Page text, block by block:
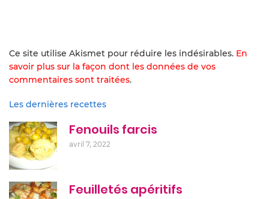
Ce site utilise Akismet pour réduire les indésirables. En
savoir plus sur la façon dont les données de vos
commentaires sont traitées.
Les dernières recettes
Fenouils farcis
avril 7, 2022
Feuilletés apéritifs